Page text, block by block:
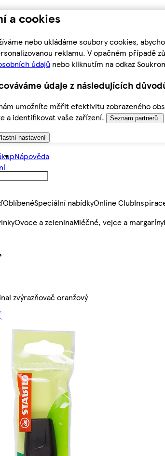
a cookies
nebo ukládáme soubory cookies,
reklamu. V opačném případě
údajů nebo kliknutím na odkaz
údaje z následujících
umožníte měřit efektivitu zobrazeného
a identifikovat vaše zařízení.
Seznam partnerů.
nastavení
Nápověda
OblíbenéSpeciální nabídkyOnline Club
Ovoce a zeleninaMléčné, vejce a margaríny
zvýrazňovač oranžový